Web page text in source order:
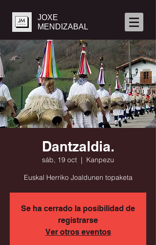
JOXE
MENDIZABAL
Dantzaldia.
sáb, 19 oct
  |
Kanpezu
Euskal Herriko Joaldunen topaketa
Se ha cerrado la posibilidad de
registrarse
Ver otros eventos